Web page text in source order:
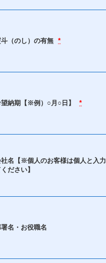
（のし）の有無 *
納期【※例）○月○日】 *
名【※個人のお客様は個人と入
ださい】
名・お役職名